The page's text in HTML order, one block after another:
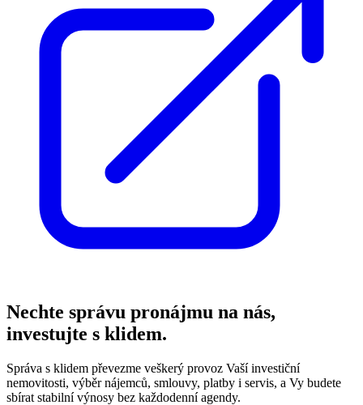
Nechte správu pronájmu na nás,
investujte s klidem.
Správa s klidem převezme veškerý provoz Vaší investiční
nemovitosti, výběr nájemců, smlouvy, platby i servis, a Vy budete
sbírat stabilní výnosy bez každodenní agendy.